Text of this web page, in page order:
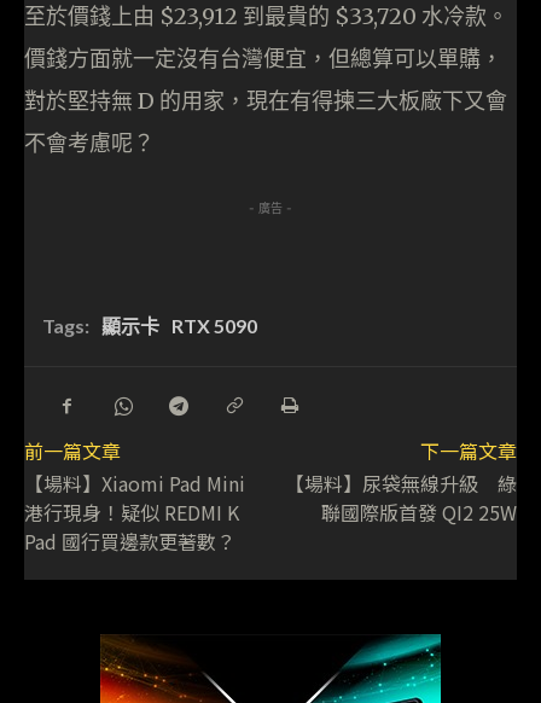
至於價錢上由 $23,912 到最貴的 $33,720 水冷款。
價錢方面就一定沒有台灣便宜，但總算可以單購，
對於堅持無 D 的用家，現在有得揀三大板廠下又會
不會考慮呢？
- 廣告 -
Tags: 顯示卡 RTX 5090
前一篇文章
【場料】Xiaomi Pad Mini
港行現身！疑似 REDMI K
Pad 國行買邊款更著數？
下一篇文章
【場料】尿袋無線升級 綠
聯國際版首發 QI2 25W